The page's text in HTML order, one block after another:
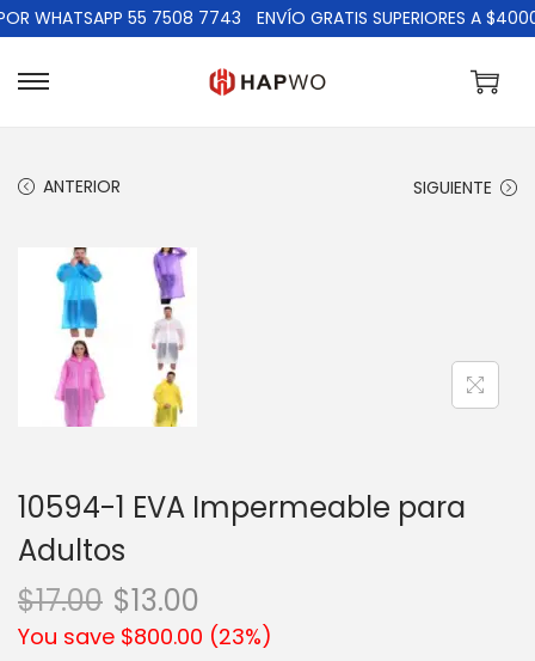
WHATSAPP 55 7508 7743 ENVÍO GRATIS SUPERIORES A $4000
ANTERIOR SIGUIENTE
10594-1 EVA Impermeable para
Adultos
$17.00 $13.00
You save $800.00 (23%)